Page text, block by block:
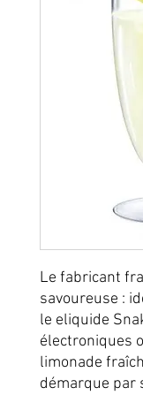
Le fabricant
savoureuse :
le eliquide
électroniques
limonade
démarque par